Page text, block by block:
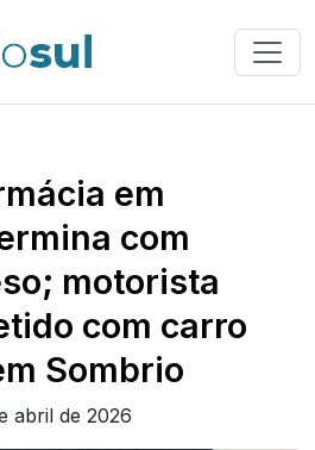
em
com
motorista
com carro
Sombrio
abril de 2026